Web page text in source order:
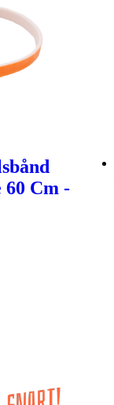
Cm -